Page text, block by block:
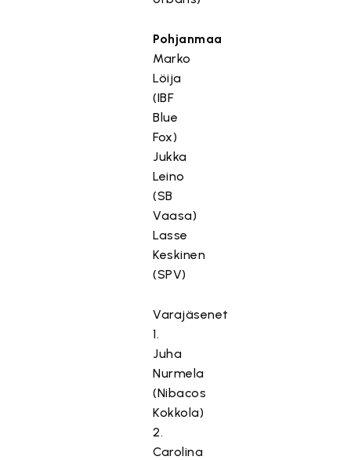
Pohjanmaa
Marko
Löija
(IBF
Blue
Fox)
Jukka
Leino
(SB
Vaasa)
Lasse
Keskinen
(SPV)
Varajäsenet
1.
Juha
Nurmela
(Nibacos
Kokkola)
2.
Carolina